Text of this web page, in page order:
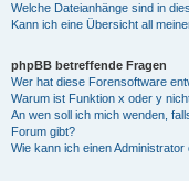
Welche Dateianhänge sind in
Kann ich eine Übersicht all
phpBB betreffende Fragen
Wer hat diese Forensoftware
Warum ist Funktion x oder y
An wen soll ich mich wenden,
Forum gibt?
Wie kann ich einen